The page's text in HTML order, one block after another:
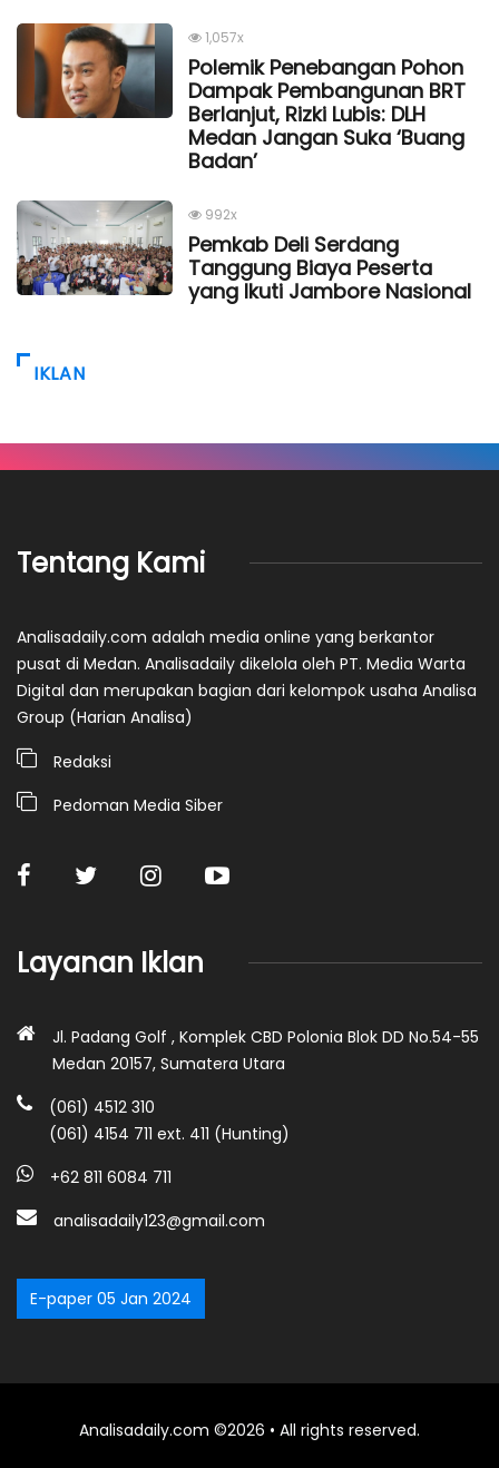
1,057x
Polemik Penebangan Pohon
Dampak Pembangunan BRT
Berlanjut, Rizki Lubis: DLH
Medan Jangan Suka ‘Buang
Badan’
992x
Pemkab Deli Serdang
Tanggung Biaya Peserta
yang Ikuti Jambore Nasional
IKLAN
Tentang Kami
Analisadaily.com adalah media online yang berkantor
pusat di Medan. Analisadaily dikelola oleh PT. Media Warta
Digital dan merupakan bagian dari kelompok usaha Analisa
Group (Harian Analisa)
Redaksi
Pedoman Media Siber
Layanan Iklan
Jl. Padang Golf , Komplek CBD Polonia Blok DD No.54-55
Medan 20157, Sumatera Utara
(061) 4512 310
(061) 4154 711 ext. 411 (Hunting)
+62 811 6084 711
analisadaily123@gmail.com
E-paper 05 Jan 2024
Analisadaily.com ©2026 • All rights reserved.